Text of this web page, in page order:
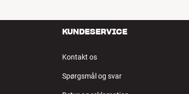
KUNDESERVICE
Kontakt os
Spørgsmål og svar